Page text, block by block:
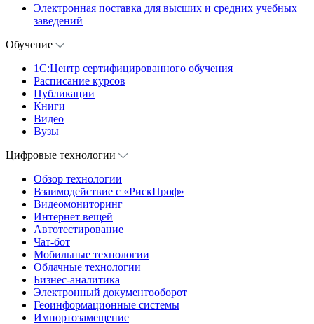
Электронная поставка для высших и средних учебных
заведений
Обучение
1С:Центр сертифицированного обучения
Расписание курсов
Публикации
Книги
Видео
Вузы
Цифровые технологии
Обзор технологии
Взаимодействие с «РискПроф»
Видеомониторинг
Интернет вещей
Автотестирование
Чат-бот
Мобильные технологии
Облачные технологии
Бизнес-аналитика
Электронный документооборот
Геоинформационные системы
Импортозамещение